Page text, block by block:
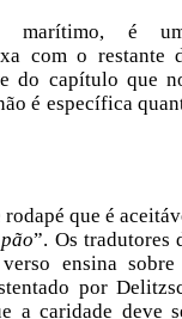
marítimo, é
com o restante
do capítulo que
é específica
que é
”. Os tradutores
ensina
por
a caridade deve